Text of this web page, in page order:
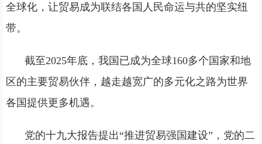
全球化，让贸易成为联结各国人民命运与共的坚实纽
带。
截至2025年底，我国已成为全球160多个国家和地
区的主要贸易伙伴，越走越宽广的多元化之路为世界
各国提供更多机遇。
党的十九大报告提出“推进贸易强国建设”，党的二